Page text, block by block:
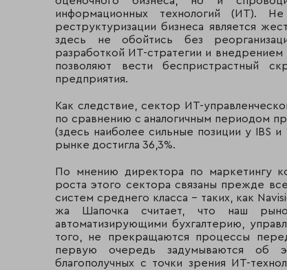
информационных технологий (ИТ).
реструктуризации бизнеса является
здесь не обойтись без
разработкой ИТ-стратегии и
позволяют вести беспристрастный
предприятия.
Как следствие, сектор ИТ-
по сравнению с аналогичным периодом
(здесь наиболее сильные позиции у IBS
рынке достигла 36,3%.
По мнению директора по маркетингу
роста этого сектора связаны прежде
систем среднего класса - таких, как
жа Шапочка считает, что наш
автоматизирующими бухгалтерию,
того, не прекращаются процессы
первую очередь задумываются об
благополучных с точки зрения ИТ-